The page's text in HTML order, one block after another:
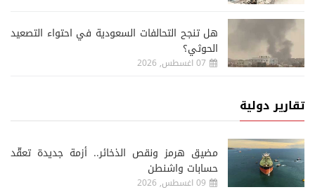
هل تنجح التحالفات السعودية في احتواء التصعيد
الحوثي؟
07 اغسطس, 2026
تقارير دولية
مضيق هرمز ونقص الذخائر.. أزمة جديدة تعقّد
حسابات واشنطن
09 اغسطس, 2026